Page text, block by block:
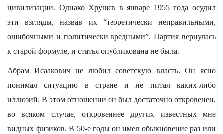
цивилизации. Однако Хрущев в январе 1955 года осудил
эти взгляды, назвав их “теоретически неправильными,
ошибочными и политически вредными”. Партия вернулась
к старой формуле, и статья опубликована не была.
Абрам Исаакович не любил советскую власть. Он ясно
понимал ситуацию в стране и не питал каких-либо
иллюзий. В этом отношении он был достаточно откровенен,
во всяком случае, откровеннее других известных мне
видных физиков. В 50-е годы он имел обыкновение раз или